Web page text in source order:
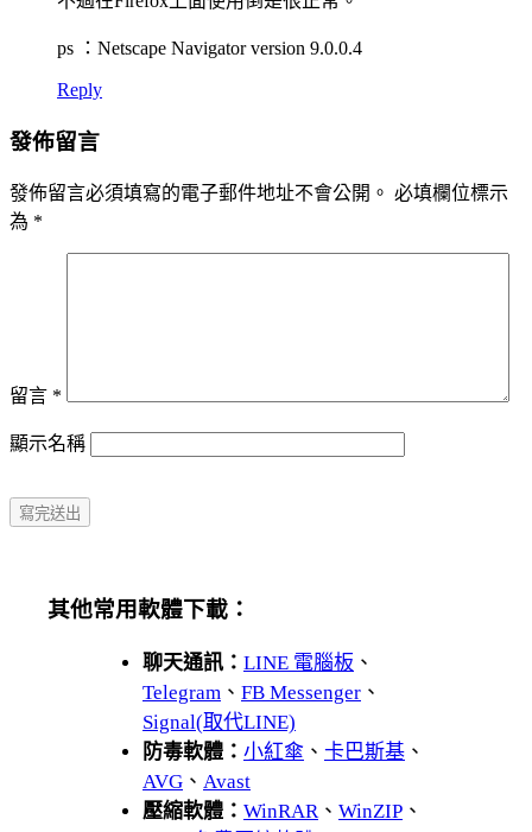
ps ：Netscape Navigator version 9.0.0.4
Reply
發佈留言
發佈留言必須填寫的電子郵件地址不會公開。 必填欄位標示
為 *
留言 *
顯示名稱
其他常用軟體下載：
聊天通訊： LINE 電腦板 、
Telegram 、 FB Messenger 、
Signal(取代LINE)
防毒軟體： 小紅傘 、 卡巴斯基 、
AVG 、 Avast
壓縮軟體： WinRAR、 WinZIP 、